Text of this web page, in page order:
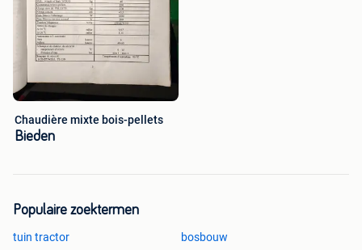
Chaudière mixte bois-pellets
Bieden
Populaire zoektermen
tuin tractor
bosbouw